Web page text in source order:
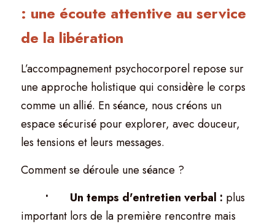
: une écoute attentive au service
de la libération
L’accompagnement psychocorporel repose sur
une approche holistique qui considère le corps
comme un allié. En séance, nous créons un
espace sécurisé pour explorer, avec douceur,
les tensions et leurs messages.
Comment se déroule une séance ?
	•	Un temps d'entretien verbal :
plus
important lors de la première rencontre mais